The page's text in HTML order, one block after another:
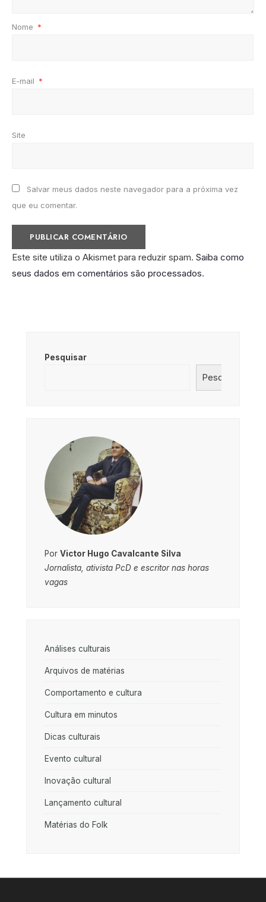
Nome *
E-mail *
Site
Salvar meus dados neste navegador para a próxima vez
que eu comentar.
Este site utiliza o Akismet para reduzir spam. Saiba como
seus dados em comentários são processados.
Pesquisar
Pesquisar
Por Victor Hugo Cavalcante Silva
Jornalista, ativista PcD e escritor nas horas
vagas
Análises culturais
Arquivos de matérias
Comportamento e cultura
Cultura em minutos
Dicas culturais
Evento cultural
Inovação cultural
Lançamento cultural
Matérias do Folk